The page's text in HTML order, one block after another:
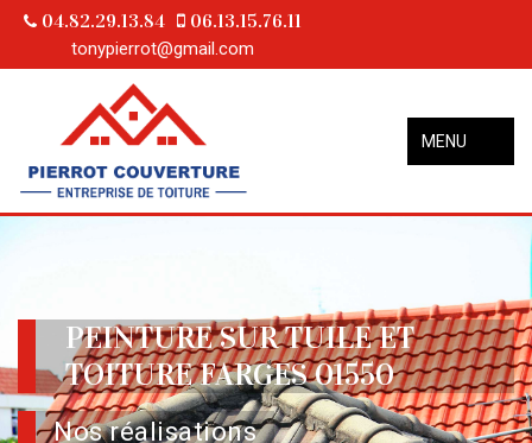
04.82.29.13.84 06.13.15.76.11
tonypierrot@gmail.com
MENU
PEINTURE SUR TUILE ET
TOITURE FARGES 01550
Nos réalisations